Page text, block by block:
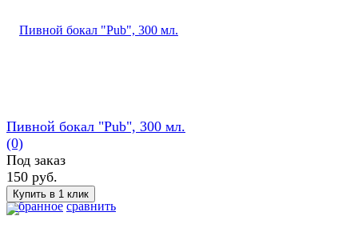
избранное сравнить
Пивной бокал "Pub", 300 мл.
(0)
Под заказ
150 руб.